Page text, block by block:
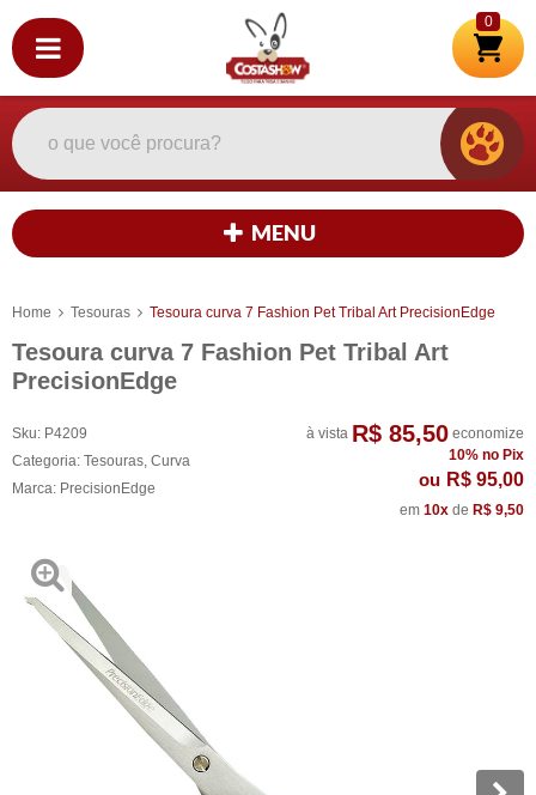
0
MENU
Home Tesouras Tesoura curva 7 Fashion Pet Tribal Art PrecisionEdge
Tesoura curva 7 Fashion Pet Tribal Art
PrecisionEdge
Sku: P4209
Categoria: Tesouras Curva
Marca: PrecisionEdge R$ 95,00
à vista R$ 85,50 economize
10% no Pix
em 10x de R$ 9,50